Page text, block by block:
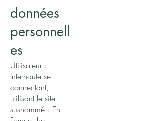
données
personnell
es
Utilisateur :
Internaute se
connectant,
utilisant le site
susnommé : En